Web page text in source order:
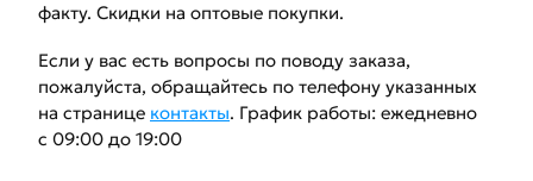
факту. Скидки на оптовые покупки.
Если у вас есть вопросы по поводу заказа,
пожалуйста, обращайтесь по телефону указанных
на странице контакты. График работы: ежедневно
с 09:00 до 19:00